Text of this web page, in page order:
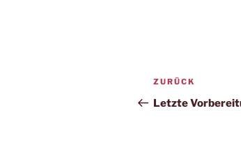
Vorheriger
Beitrag
ZURÜCK
Letzte